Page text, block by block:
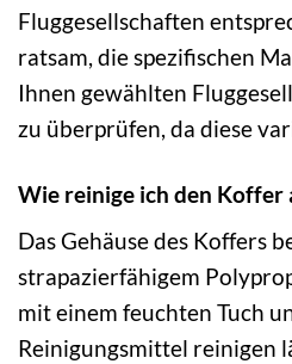
Fluggesellschaften
ratsam, die spezifischen
Ihnen gewählten
zu überprüfen, da diese
Wie reinige ich den Koffer
Das Gehäuse des Koffers
strapazierfähigem
mit einem feuchten Tuch
Reinigungsmittel reinigen